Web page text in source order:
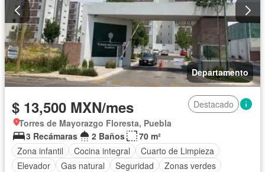
Departamento
$ 13,500 MXN/mes
Destacado
Torres de Mayorazgo Floresta, Puebla
3 Recámaras
2 Baños
70 m²
Zona infantil
Cocina integral
Cuarto de Limpieza
Elevador
Gas natural Seguridad Zonas verdes